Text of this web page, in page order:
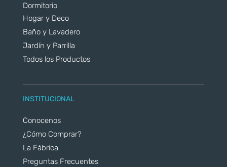
Dormitorio
Hogar y Deco
Baño y Lavadero
Jardín y Parrilla
Todos los Productos
INSTITUCIONAL
Conocenos
¿Cómo Comprar?
La Fábrica
Preguntas Frecuentes